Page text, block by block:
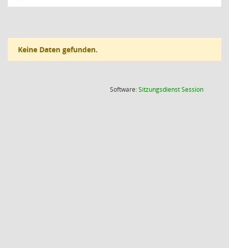
Keine Daten gefunden.
Software:SitzungsdienstSession(Wird in